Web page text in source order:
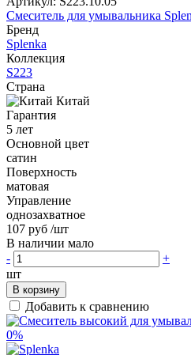
Смеситель для умывальника
Бренд
Splenka
Коллекция
S223
Страна
Китай
Гарантия
5 лет
Основной цвет
сатин
Поверхность
матовая
Управление
однозахватное
107 руб /шт
В наличии мало
-
+
шт
В корзину
Добавить к сравнению
0%